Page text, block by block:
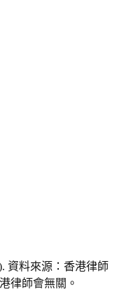
資料來源：香港律師
律師會無關。